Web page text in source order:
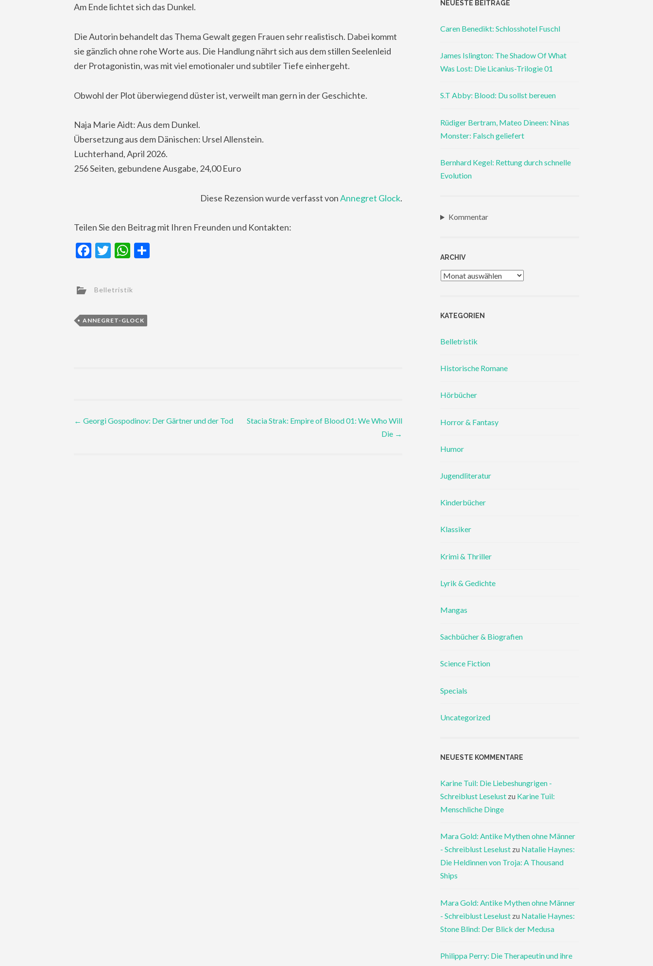
Am Ende lichtet sich das Dunkel.
Die Autorin behandelt das Thema Gewalt gegen Frauen sehr realistisch. Dabei kommt
sie gänzlich ohne rohe Worte aus. Die Handlung nährt sich aus dem stillen Seelenleid
der Protagonistin, was mit viel emotionaler und subtiler Tiefe einhergeht.
Obwohl der Plot überwiegend düster ist, verweilt man gern in der Geschichte.
Naja Marie Aidt: Aus dem Dunkel.
Übersetzung aus dem Dänischen: Ursel Allenstein.
Luchterhand, April 2026.
256 Seiten, gebundene Ausgabe, 24,00 Euro
Diese Rezension wurde verfasst vonAnnegret Glock.
Teilen Sie den Beitrag mit Ihren Freunden und Kontakten:
Facebook
TwitterWhatsApp
Belletristik
ANNEGRET-GLOCK
Post
← Georgi Gospodinov: Der Gärtner und der Tod
Stacia Strak: Empire of Blood 01: We Who Will
Die →
NEUESTE BEITRÄGE
Caren Benedikt: Schlosshotel Fuschl
James Islington: The Shadow Of What
Was Lost: Die Licanius-Trilogie 01
S.T Abby: Blood: Du sollst bereuen
Rüdiger Bertram, Mateo Dineen: Ninas
Monster: Falsch geliefert
Bernhard Kegel: Rettung durch schnelle
Evolution
Kommentar
ARCHIV
Archiv
KATEGORIEN
Belletristik
Historische Romane
Hörbücher
Horror & Fantasy
Humor
Jugendliteratur
Kinderbücher
Klassiker
Krimi & Thriller
Lyrik & Gedichte
Mangas
Sachbücher & Biografien
Science Fiction
Specials
Uncategorized
NEUESTE KOMMENTARE
Karine Tuil: Die Liebeshungrigen -
Schreiblust Leselust zu Karine Tuil:
Menschliche Dinge
Mara Gold: Antike Mythen ohne Männer
- Schreiblust Leselust zu Natalie Haynes:
Die Heldinnen von Troja: A Thousand
Ships
Mara Gold: Antike Mythen ohne Männer
- Schreiblust Leselust zu Natalie Haynes:
Stone Blind: Der Blick der Medusa
Philippa Perry: Die Therapeutin und ihre